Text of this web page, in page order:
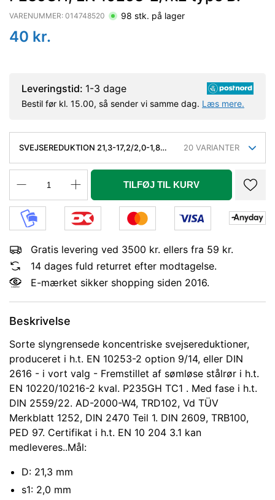
VARENUMMER: 014748520 98 stk. på lager
40 kr.
Leveringstid: 1-3 dage
Bestil før kl. 15.00, så sender vi samme dag. Læs mere.
SVEJSEREDUKTION 21,3-17,2/2,0-1,8
P235GH, EN 10253-2/RK2 TYPE B.
20 VARIANTER
TILFØJ TIL KURV
Gratis levering ved 3500 kr. ellers fra 59 kr.
14 dages fuld returret efter modtagelse.
E-mærket sikker shopping siden 2016.
Beskrivelse
Sorte slyngrensede koncentriske svejsereduktioner,
produceret i h.t. EN 10253-2 option 9/14, eller DIN
2616 - i vort valg - Fremstillet af sømløse stålrør i h.t.
EN 10220/10216-2 kval. P235GH TC1 . Med fase i h.t.
DIN 2559/22. AD-2000-W4, TRD102, Vd TÜV
Merkblatt 1252, DIN 2470 Teil 1. DIN 2609, TRB100,
PED 97. Certifikat i h.t. EN 10 204 3.1 kan
medleveres..Mål:
D: 21,3 mm
s1: 2,0 mm